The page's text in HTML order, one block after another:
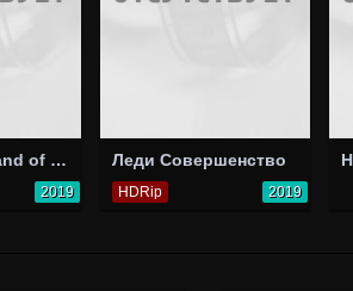
The Killers: Land of the Free
2019
Леди Совершенство
HDRip 2019